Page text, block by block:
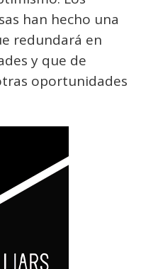
han hecho una
redundará en
y que de
oportunidades